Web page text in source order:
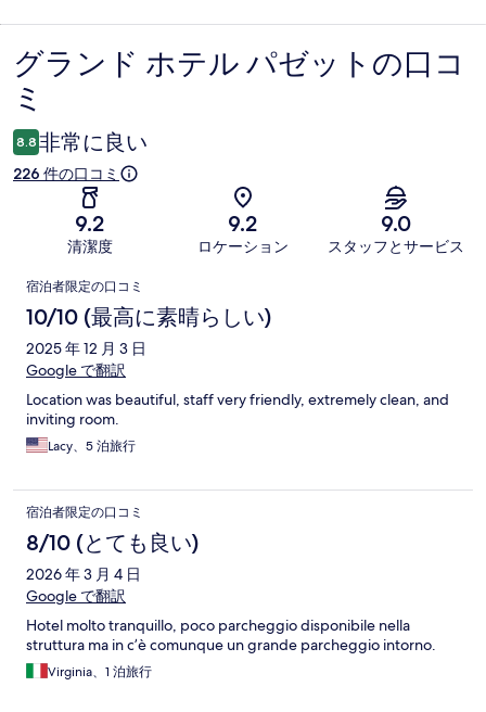
口
コ
ミ
グランド ホテル パゼットの口コ
ミ
8.8 非常に良い
226 件の口コミ
9.2
清潔度
9.2
ロケーション
9.0
スタッフとサービス
口
コ
ミ
宿泊者限定の口コミ
10/10 (最高に素晴らしい)
2025 年 12 月 3 日
Google で翻訳
Location was beautiful, staff very friendly, extremely clean, and
inviting room.
Lacy、5 泊旅行
宿泊者限定の口コミ
8/10 (とても良い)
2026 年 3 月 4 日
Google で翻訳
Hotel molto tranquillo, poco parcheggio disponibile nella
struttura ma in c’è comunque un grande parcheggio intorno.
Virginia、1 泊旅行